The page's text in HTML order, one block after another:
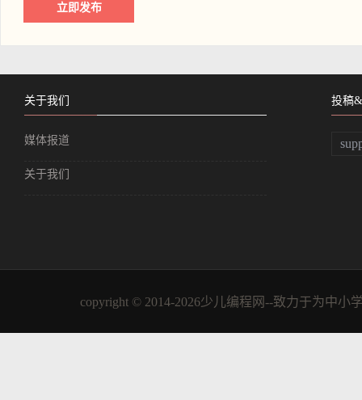
关于我们
媒体报道
关于我们
投稿
copyright © 2014-2026少儿编程网--致力于为中